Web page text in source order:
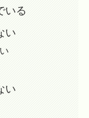
いる
い
い